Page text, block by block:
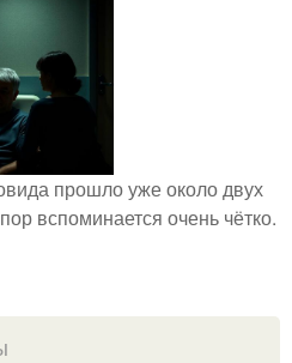
прошло уже около двух
вспоминается очень чётко.